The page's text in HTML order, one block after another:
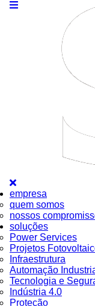
empresa
quem somos
nossos
soluções
Power Services
Projetos
Infraestrutura
Automação
Tecnologia e
Indústria 4.0
Proteção